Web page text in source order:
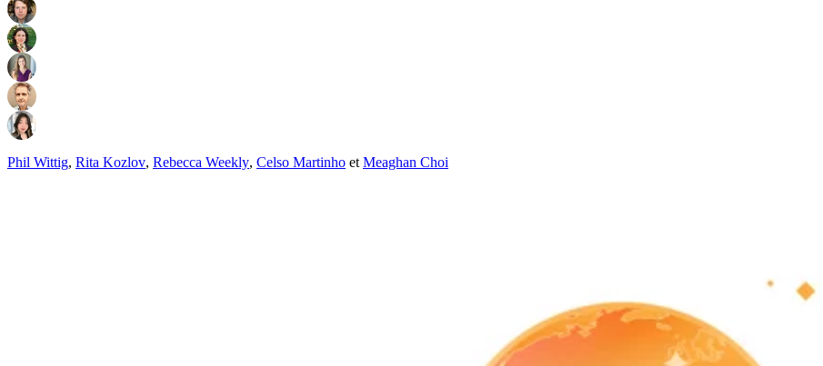
Phil Wittig, Rita Kozlov, Rebecca Weekly, Celso Martinho et Meaghan Choi